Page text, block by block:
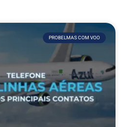
PROBELMAS COM VOO